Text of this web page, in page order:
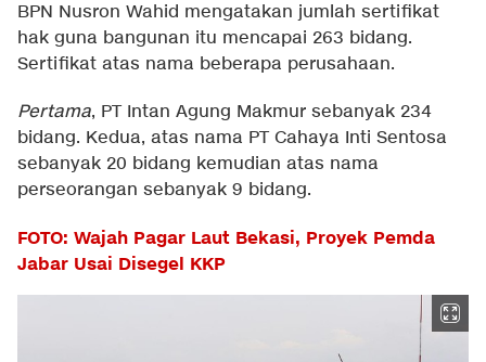
BPN Nusron Wahid mengatakan jumlah sertifikat
hak guna bangunan itu mencapai 263 bidang.
Sertifikat atas nama beberapa perusahaan.
Pertama, PT Intan Agung Makmur sebanyak 234
bidang. Kedua, atas nama PT Cahaya Inti Sentosa
sebanyak 20 bidang kemudian atas nama
perseorangan sebanyak 9 bidang.
FOTO: Wajah Pagar Laut Bekasi, Proyek Pemda
Jabar Usai Disegel KKP